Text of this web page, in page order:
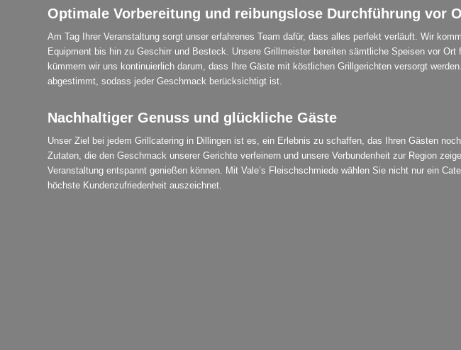
Optimale Vorbereitung und reibungslose Durchführung vor
Am Tag Ihrer Veranstaltung sorgt unser erfahrenes Team dafür, dass alles perfekt verläuft. Wir
Equipment bis hin zu Geschirr und Besteck. Unsere Grillmeister bereiten sämtliche Speisen vor
kümmern wir uns kontinuierlich darum, dass Ihre Gäste mit köstlichen Grillgerichten versorgt
abgestimmt, sodass jeder Geschmack berücksichtigt ist.
Nachhaltiger Genuss und glückliche Gäste
Unser Ziel bei jedem Grillcatering in Dillingen ist es, ein Erlebnis zu schaffen, das Ihren Gästen
Zutaten, die den Geschmack unserer Gerichte verfeinern und unsere Verbundenheit zur Region
Veranstaltung entspannt genießen können. Mit Vale’s Fleischschmiede wählen Sie nicht nur ein
höchste Kundenzufriedenheit auszeichnet.